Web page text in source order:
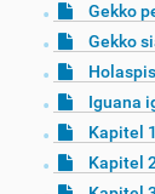
Gekko
Gekko
Iguana
Kapitel
Kapitel